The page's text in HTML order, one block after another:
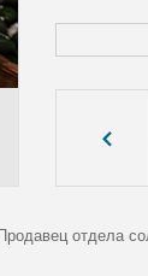
отдела